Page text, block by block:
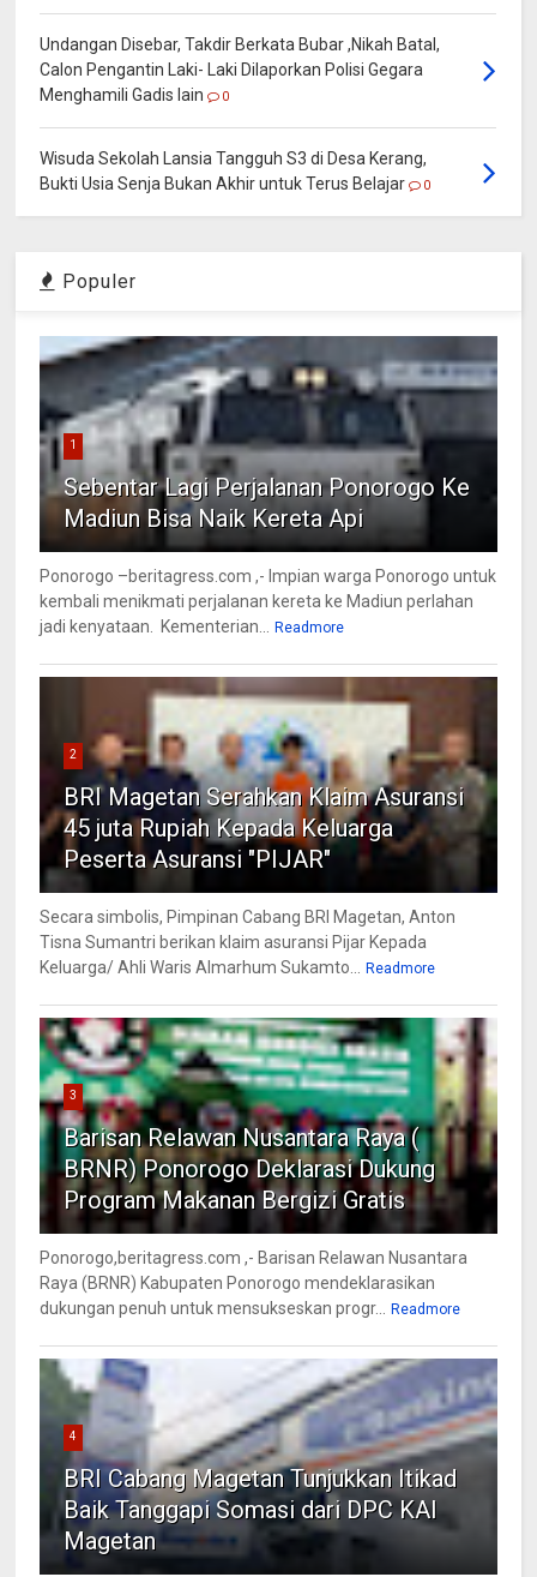
Undangan Disebar, Takdir Berkata Bubar ,Nikah Batal,
Calon Pengantin Laki- Laki Dilaporkan Polisi Gegara
Menghamili Gadis lain
0
Wisuda Sekolah Lansia Tangguh S3 di Desa Kerang,
Bukti Usia Senja Bukan Akhir untuk Terus Belajar
0
Populer
1
Sebentar Lagi Perjalanan Ponorogo Ke
Madiun Bisa Naik Kereta Api
Ponorogo –beritagress.com ,- Impian warga Ponorogo untuk
kembali menikmati perjalanan kereta ke Madiun perlahan
jadi kenyataan. Kementerian... Readmore
2
BRI Magetan Serahkan Klaim Asuransi
45 juta Rupiah Kepada Keluarga
Peserta Asuransi "PIJAR"
Secara simbolis, Pimpinan Cabang BRI Magetan, Anton
Tisna Sumantri berikan klaim asuransi Pijar Kepada
Keluarga/ Ahli Waris Almarhum Sukamto... Readmore
3
Barisan Relawan Nusantara Raya (
BRNR) Ponorogo Deklarasi Dukung
Program Makanan Bergizi Gratis
Ponorogo,beritagress.com ,- Barisan Relawan Nusantara
Raya (BRNR) Kabupaten Ponorogo mendeklarasikan
dukungan penuh untuk mensukseskan progr... Readmore
4
BRI Cabang Magetan Tunjukkan Itikad
Baik Tanggapi Somasi dari DPC KAI
Magetan